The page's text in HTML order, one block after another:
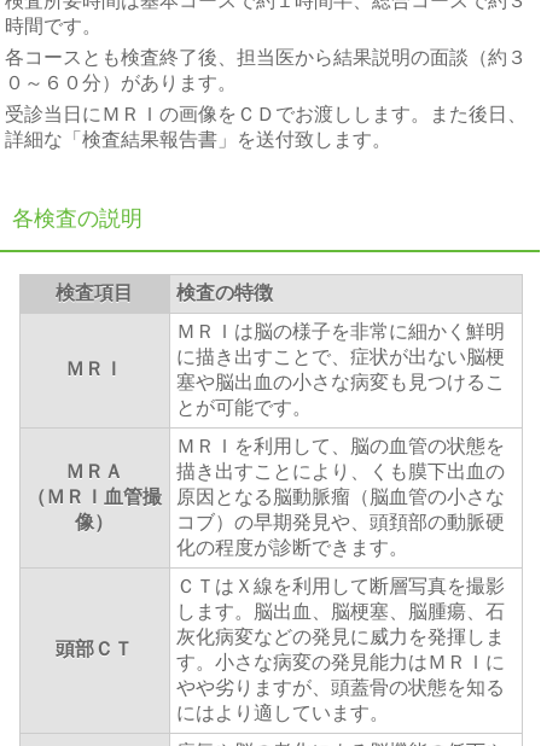
時間です。
各コースとも検査終了後、担当医から結果説明の面談（約３
０～６０分）があります。
受診当日にＭＲＩの画像をＣＤでお渡しします。また後日、
詳細な「検査結果報告書」を送付致します。
各検査の説明
検査項目 検査の特徴
ＭＲＩ
ＭＲＩは脳の様子を非常に細かく鮮明
に描き出すことで、症状が出ない脳梗
塞や脳出血の小さな病変も見つけるこ
とが可能です。
ＭＲＡ
（ＭＲＩ血管撮
像）
ＭＲＩを利用して、脳の血管の状態を
描き出すことにより、くも膜下出血の
原因となる脳動脈瘤（脳血管の小さな
コブ）の早期発見や、頭頚部の動脈硬
化の程度が診断できます。
頭部ＣＴ
ＣＴはＸ線を利用して断層写真を撮影
します。脳出血、脳梗塞、脳腫瘍、石
灰化病変などの発見に威力を発揮しま
す。小さな病変の発見能力はＭＲＩに
やや劣りますが、頭蓋骨の状態を知る
にはより適しています。